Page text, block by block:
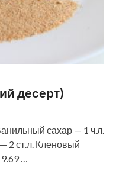
десерт)
сахар — 1 ч.л.
2 ст.л. Кленовый
…